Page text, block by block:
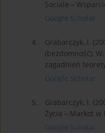
Sociale –
Google Scholar
4.
Grabarczyk, I.
(bezdomność),
zagadnień
Google Scholar
5.
Grabarczyk, I.
Życia – Markot
Google Scholar